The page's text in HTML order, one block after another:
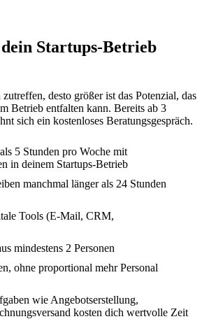
Startups-Betrieb
desto größer ist das Potenzial, das
Betrieb entfalten kann. Bereits ab 3
sich ein kostenloses Beratungsgespräch.
5 Stunden pro Woche mit
in deinem Startups-Betrieb
manchmal länger als 24 Stunden
Tools (E-Mail, CRM,
mindestens 2 Personen
ohne proportional mehr Personal
wie Angebotserstellung,
kosten dich wertvolle Zeit